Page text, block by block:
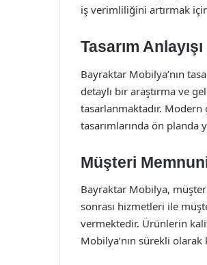
iş verimliliğini artırmak
Tasarım Anlayışı
Bayraktar Mobilya’nın
detaylı bir araştırma ve
tasarlanmaktadır. Modern
tasarımlarında ön planda
Müşteri
Bayraktar Mobilya,
sonrası hizmetleri ile
vermektedir. Ürünlerin
Mobilya’nın sürekli